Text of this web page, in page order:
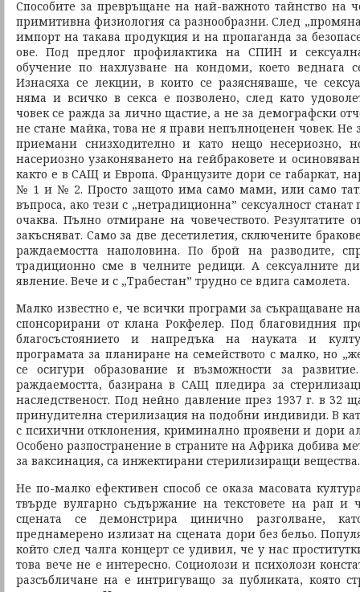
Способите за превръщане на най-важното тайнство на
примитивна физиология са разнообразни. След
импорт на такава продукция и на пропаганда за
ове. Под предлог профилактика на СПИН и
обучение по нахлузване на кондоми, което веднага
Изнасяха се лекции, в които се разясняваше, че
няма и всичко в секса е позволено, след като
човек се ражда за лично щастие, а не за демографски
не стане майка, това не я прави непълноценен човек. Не
приемани снизходително и като нещо несериозно,
насериозно узаконяването на гейбраковете и
както е в САЩ и Европа. Французите дори се габаркат,
№ 1 и № 2. Просто защото има само мами, или само
въпроса, ако тези с „нетрадиционна” сексуалност
очаква. Пълно отмиране на човечеството. Резултатите
закъсняват. Само за две десетилетия, сключените
раждаемостта наполовина. По брой на разводите,
традиционно сме в челните редици. А сексуалните
явление. Вече и с „Трабестан” трудно се вдига самолета.
Малко известно е, че всички програми за съкращаване
спонсорирани от клана Рокфелер. Под благовидния
благосъстоянието и напредъка на науката и
програмата за планиране на семейството с малко, но
се осигури образование и възможности за
раждаемостта, базирана в САЩ пледира за
наследственост. Под нейно давление през 1937 г. в 32
принудителна стерилизация на подобни индивиди. В
с психични отклонения, криминално проявени и дори
Особено разпостранение в страните на Африка добива
за ваксинация, са инжектирани стерилизиращи вещества.
Не по-малко ефективен способ се оказа масовата
твърде вулгарно съдържание на текстовете на рап и
сцената се демонстрира цинично разголване,
преднамерено излизат на сцената дори без бельо.
който след чалга концерт се удивил, че у нас
това вече не е интересно. Социолози и психолози
разсъбличане на е интригуващо за публиката, която